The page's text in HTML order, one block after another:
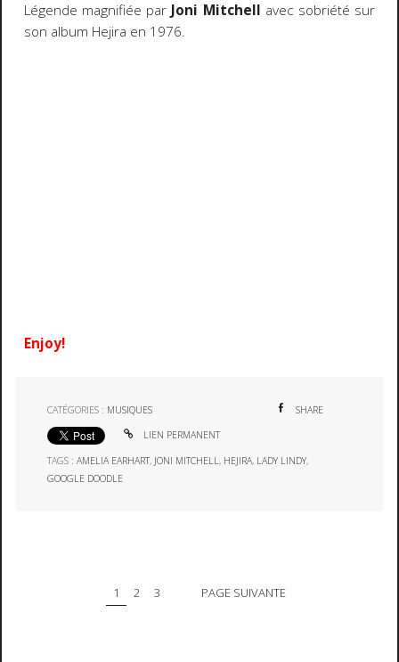
Légende magnifiée par Joni Mitchell avec sobriété sur
son album Hejira en 1976.
Enjoy!
CATÉGORIES : MUSIQUES SHARE
LIEN PERMANENT
TAGS :AMELIA EARHART, JONI MITCHELL, HEJIRA, LADY LINDY,
GOOGLE DOODLE
1 2 3 PAGE SUIVANTE